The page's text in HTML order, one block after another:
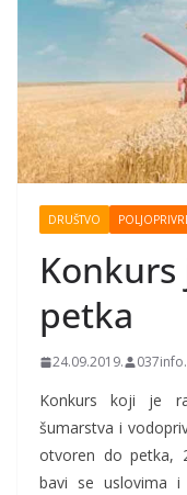
DRUŠTVO
petka
24.09.2019.
Konkurs koji je
šumarstva i
otvoren do petka,
bavi se uslovima i